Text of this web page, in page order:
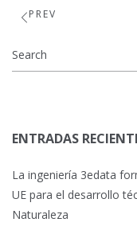
PREV
ENTRADAS
La ingeniería 3edata
UE para el desarrollo
Naturaleza